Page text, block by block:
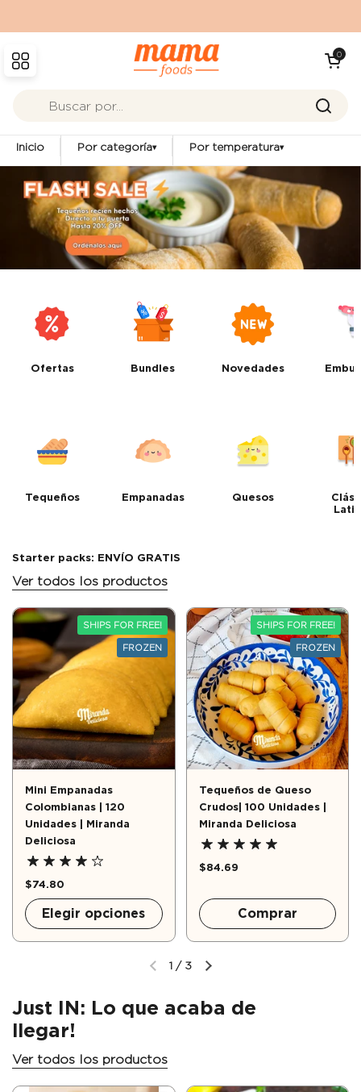
Abrir menú
Abrir0
Inicio Por categoría▾ Por temperatura▾
Ofertas Bundles Novedades
Tequeños Empanadas Quesos
Starter packs: ENVÍO GRATIS
Ver todos los productos
Mini Empanadas
Colombianas | 120
Unidades | Miranda
Deliciosa
$74.80
Elegir opciones
SHIPS FOR FREE!
FROZEN
Tequeños de Queso
Crudos| 100 Unidades |
Miranda Deliciosa
$84.69
Comprar
SHIPS FOR FREE!
FROZEN
1 / 3
Just IN: Lo que acaba de
llegar!
Ver todos los productos